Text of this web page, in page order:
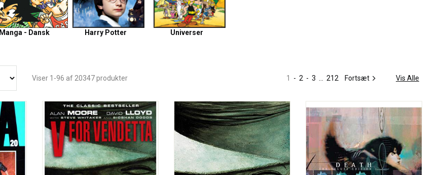
Manga - Dansk Harry Potter Universer
Viser 1-96 af 20347 produkter 1 - 2 - 3 212 Fortsæt Vis Alle